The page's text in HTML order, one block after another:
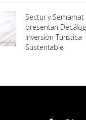
Sectur y Semarnat
presentan
Inversión Turística
Sustentable